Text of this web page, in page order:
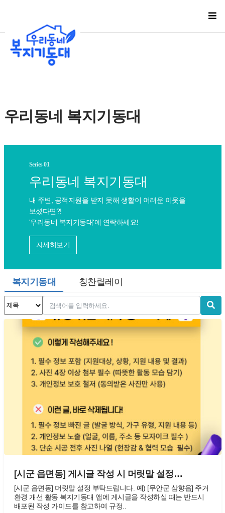
우리동네 복지기동대
Series 01
우리동네 복지기동대
내 주변, 공적지원을 받지 못해 생활이 어려운 이웃을
보셨다면?!
'우리동네 복지기동대'에 연락하세요!
자세히보기
복지기동대 칭찬릴레이
[시군 읍면동] 게시글 작성 시 머릿말 설정…
[시군 읍면동] 머릿말 설정 부탁드립니다. 예) [무안군 삼향읍] 주거
환경 개선 활동 복지기동대 앱에 게시글을 작성하실 때는 반드시
배포된 작성 가이드를 참고하여 규정..